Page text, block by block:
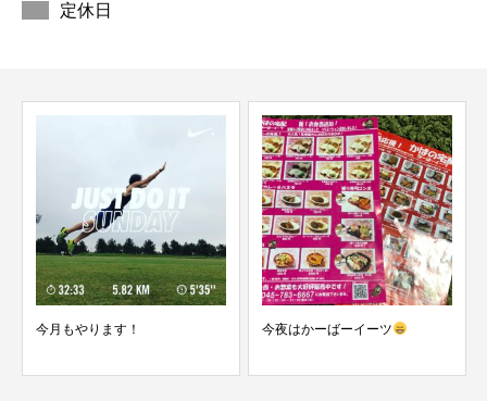
定休日
今月もやります！ 今夜はかーばーイーツ